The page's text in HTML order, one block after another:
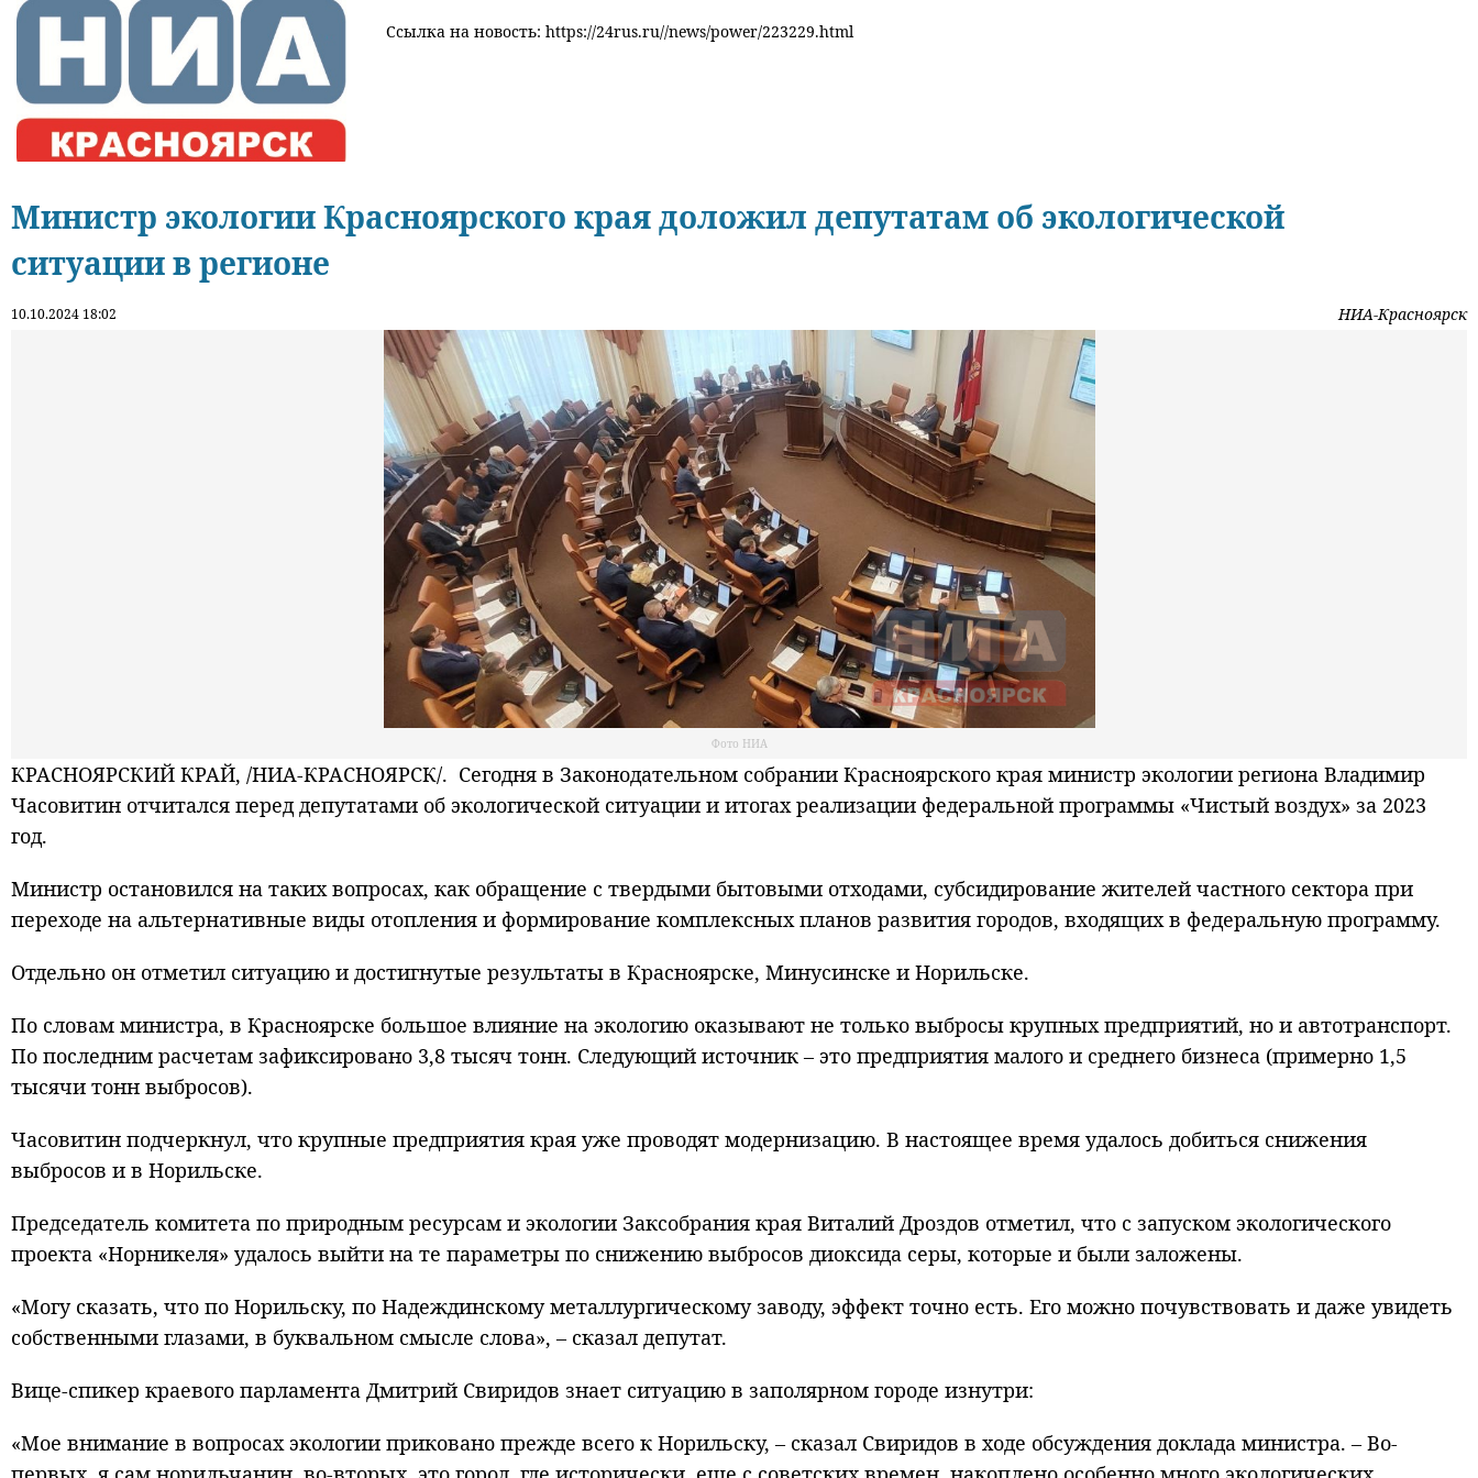
Ссылка на новость: https://24rus.ru//news/power/223229.html
Министр экологии Красноярского края доложил депутатам об экологической
ситуации в регионе
10.10.2024 18:02 НИА-Красноярск
Фото НИА
КРАСНОЯРСКИЙ КРАЙ, /НИА-КРАСНОЯРСК/. Сегодня в Законодательном собрании Красноярского края министр экологии региона Владимир
Часовитин отчитался перед депутатами об экологической ситуации и итогах реализации федеральной программы «Чистый воздух» за 2023
год.
Министр остановился на таких вопросах, как обращение с твердыми бытовыми отходами, субсидирование жителей частного сектора при
переходе на альтернативные виды отопления и формирование комплексных планов развития городов, входящих в федеральную программу.
Отдельно он отметил ситуацию и достигнутые результаты в Красноярске, Минусинске и Норильске.
По словам министра, в Красноярске большое влияние на экологию оказывают не только выбросы крупных предприятий, но и автотранспорт.
По последним расчетам зафиксировано 3,8 тысяч тонн. Следующий источник – это предприятия малого и среднего бизнеса (примерно 1,5
тысячи тонн выбросов).
Часовитин подчеркнул, что крупные предприятия края уже проводят модернизацию. В настоящее время удалось добиться снижения
выбросов и в Норильске.
Председатель комитета по природным ресурсам и экологии Заксобрания края Виталий Дроздов отметил, что с запуском экологического
проекта «Норникеля» удалось выйти на те параметры по снижению выбросов диоксида серы, которые и были заложены.
«Могу сказать, что по Норильску, по Надеждинскому металлургическому заводу, эффект точно есть. Его можно почувствовать и даже увидеть
собственными глазами, в буквальном смысле слова»,–сказал депутат.
Вице-спикер краевого парламента Дмитрий Свиридов знает ситуацию в заполярном городе изнутри:
«Мое внимание в вопросах экологии приковано прежде всего к Норильску,–сказал Свиридов в ходе обсуждения доклада министра.–Во-